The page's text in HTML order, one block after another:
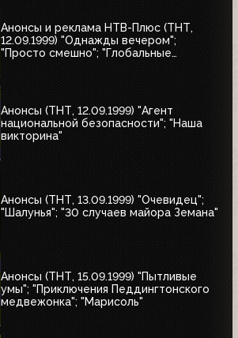
Анонсы и реклама НТВ-Плюс (ТНТ,
12.09.1999) "Однажды вечером";
"Просто смешно"; "Глобальные
Анонсы (ТНТ, 12.09.1999) "Агент
национальной безопасности"; "Наша
викторина"
Анонсы (ТНТ, 13.09.1999) "Очевидец";
"Шалунья"; "30 случаев майора Земана"
Анонсы (ТНТ, 15.09.1999) "Пытливые
умы"; "Приключения Педдингтонского
медвежонка"; "Марисоль"